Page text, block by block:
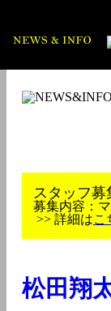
スタッフ募
募集内容：
>> 詳細はこ
松田翔